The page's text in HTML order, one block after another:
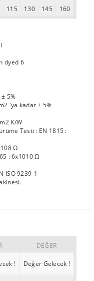
115 130 145 160
dyed 6
5%
'ya kadar ± 5%
K/W
Testi : EN 1815 :
Ω
: 6x1010 Ω
ISO 9239-1
DEĞER
! Değer Gelecek !